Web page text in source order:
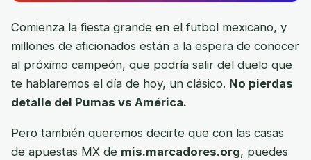
Comienza la fiesta grande en el futbol mexicano, y
millones de aficionados están a la espera de conocer
al próximo campeón, que podría salir del duelo que
te hablaremos el día de hoy, un clásico. No pierdas
detalle del Pumas vs América.
Pero también queremos decirte que con las casas
de apuestas MX de mis.marcadores.org, puedes